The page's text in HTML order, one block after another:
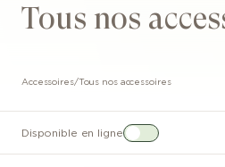
Tous nos
Accessoires/Tous nos accessoires
Disponible en ligne